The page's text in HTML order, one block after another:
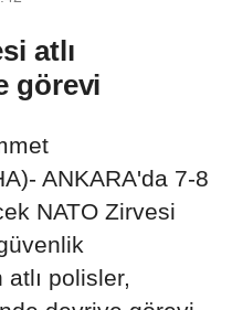
atlı
görevi
ANKARA'da 7-8
NATO Zirvesi
polisler,